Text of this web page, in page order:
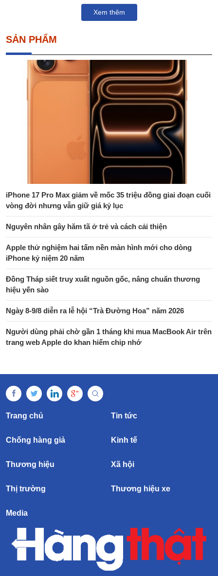
Xem thêm
SẢN PHẨM
iPhone 17 Pro Max giảm về mốc 35 triệu đồng giai đoạn cuối
vòng đời nhưng vẫn giữ giá kỷ lục
Nguyên nhân gây hăm tã ở trẻ và cách cải thiện
Apple thử nghiệm hai tấm nền màn hình mới cho dòng
iPhone kỷ niệm 20 năm
Đồng Tháp siết truy xuất nguồn gốc, nâng chuẩn thương
hiệu yến sào
Ngày 8-9/8 diễn ra lễ hội “Trà Đường Hoa” năm 2026
Người dùng phải chờ gần 1 tháng khi mua MacBook Air trên
trang web Apple do khan hiếm chip nhớ
Trang chủ Tin tức
Chống hàng giả Kinh tế
Thương hiệu Xã hội
Thị trường Thương hiệu xe
Media